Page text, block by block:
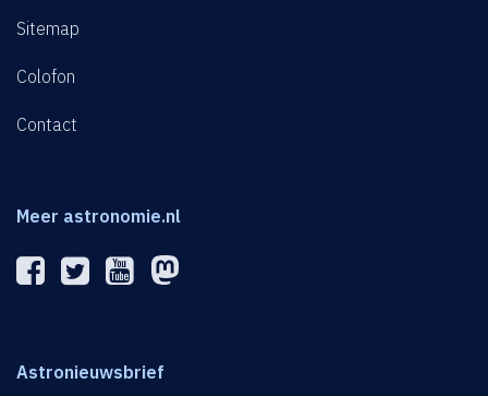
Sitemap
Colofon
Contact
Meer astronomie.nl
Astronieuwsbrief